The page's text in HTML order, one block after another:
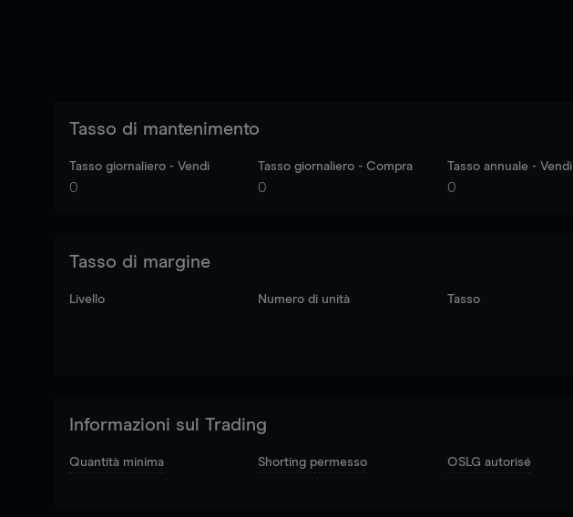
Tasso di mantenimento
Tasso giornaliero - Vendi
0
Tasso giornaliero - Compra
0
Tasso annuale - Vendi
0
Tasso di margine
Livello Numero di unità Tasso
Informazioni sul Trading
Quantità minima Shorting permesso OSLG autorisé